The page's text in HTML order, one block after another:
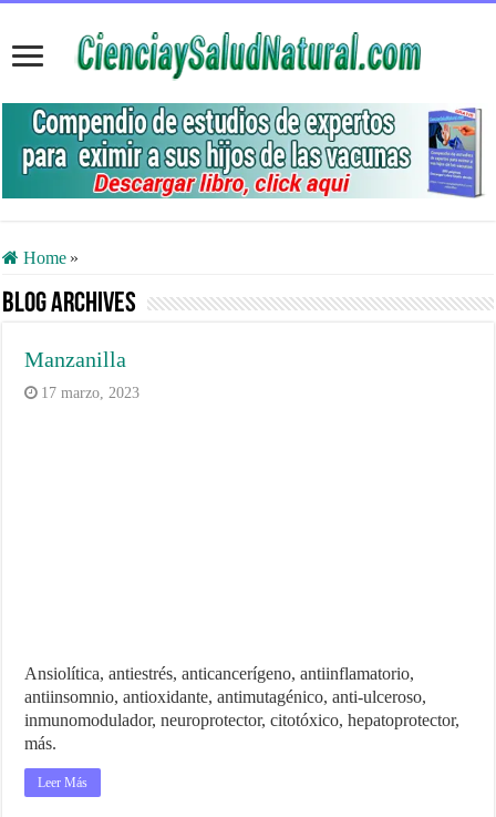
Home »
Blog Archives
Manzanilla
17 marzo, 2023
Ansiolítica, antiestrés, anticancerígeno, antiinflamatorio,
antiinsomnio, antioxidante, antimutagénico, anti-ulceroso,
inmunomodulador, neuroprotector, citotóxico, hepatoprotector,
más.
Leer Más